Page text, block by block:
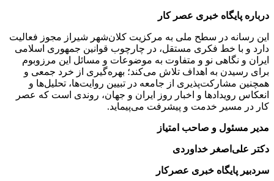
درباره پایگاه خبری عصر کار
این رسانه در سطح ملی به مرکزیت کلان‌شهر شیراز مجوز فعالیت
دارد و با خط فکری مستقل، در چارچوب قوانین جمهوری اسلامی
ایران و نگاهی نو و متفاوت به موضوعات ‌و مسائل این مرزوبوم
برای رسیدن به اهداف تلاش می‌کند؛ بهره‌گیری از خرد جمعی و
همچنین مشارکت‌پذیری از جامعه در تبیین روایت‌ها، تحلیل‌ها و
انعکاس رویدادها و اخبار روز ایران و جهان، روندی است که عصر
کار در مسیر خدمت و پیشرفت می‌پیماید.
مدیر مسئول و صاحب امتیاز
دکتر علی‌اصغر خداوردی
سردبیر پایگاه خبری عصرکار